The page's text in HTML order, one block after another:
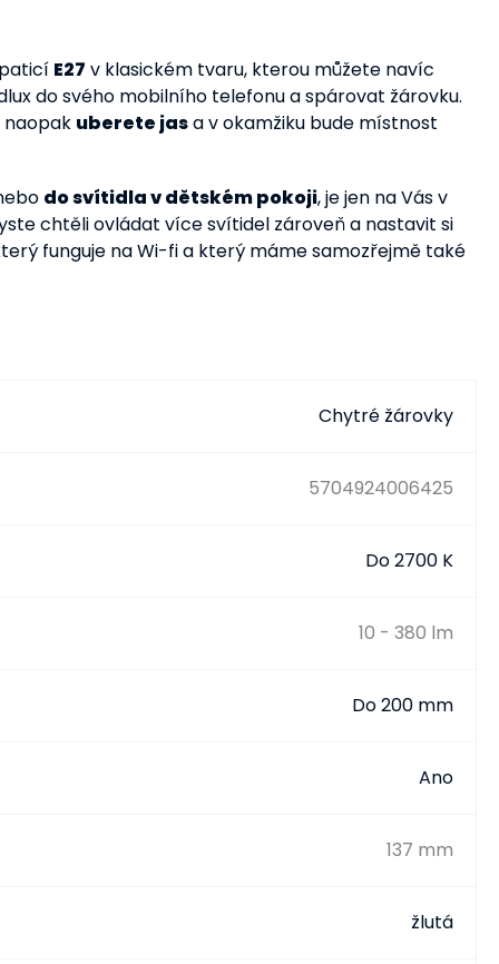
E27 v klasickém tvaru, kterou můžete navíc
do svého mobilního telefonu a spárovat žárovku.
naopak uberete jasa v okamžiku bude místnost
do svítidla v dětském pokoji, je jen na Vás v
chtěli ovládat více svítidel zároveň a nastavit si
funguje na Wi-fi a který máme samozřejmě také
Chytré žárovky
5704924006425
Do 2700 K
10 - 380 lm
Do 200 mm
Ano
137 mm
žlutá